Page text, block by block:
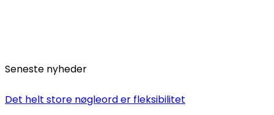
Seneste nyheder
Det helt store nøgleord er fleksibilitet